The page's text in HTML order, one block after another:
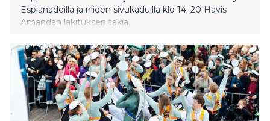
Esplanadeilla ja niiden sivukaduilla klo 14–20 Havis
Amandan lakituksen takia.